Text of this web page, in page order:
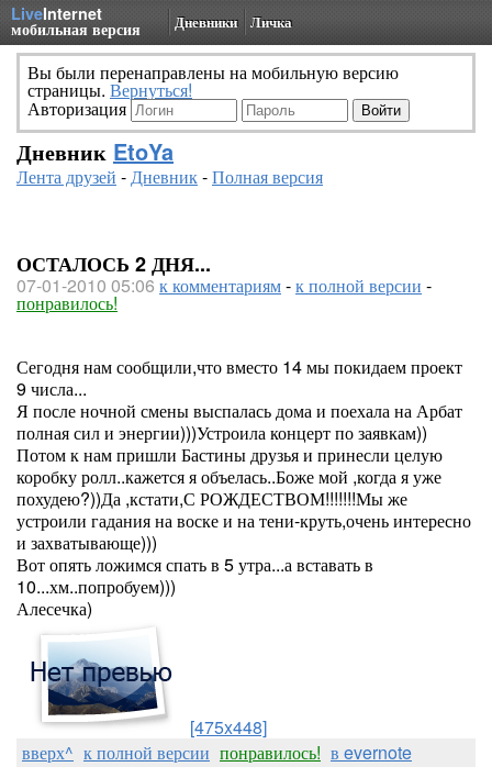
LiveInternet
мобильная версия Дневники Личка
Вы были перенаправлены на мобильную версию
страницы. Вернуться!
Авторизация
Дневник EtoYa
Лента друзей -Дневник-Полная версия
ОСТАЛОСЬ 2 ДНЯ...
07-01-2010 05:06 к комментариям-к полной версии -
понравилось!
Сегодня нам сообщили,что вместо 14 мы покидаем проект
9 числа...
Я после ночной смены выспалась дома и поехала на Арбат
полная сил и энергии)))Устроила концерт по заявкам))
Потом к нам пришли Бастины друзья и принесли целую
коробку ролл..кажется я объелась..Боже мой ,когда я уже
похудею?))Да ,кстати,С РОЖДЕСТВОМ!!!!!!!Мы же
устроили гадания на воске и на тени-круть,очень интересно
и захватывающе)))
Вот опять ложимся спать в 5 утра...а вставать в
10...хм..попробуем)))
Алесечка)
[475x448]
вверх^ к полной версии понравилось! в evernote